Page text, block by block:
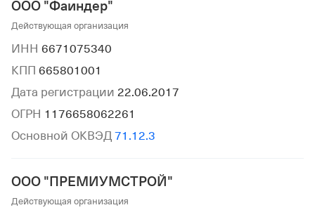
ООО "Фаиндер"
Действующая организация
ИНН 6671075340
КПП 665801001
Дата регистрации 22.06.2017
ОГРН 1176658062261
Основной ОКВЭД 71.12.3
ООО "ПРЕМИУМСТРОЙ"
Действующая организация